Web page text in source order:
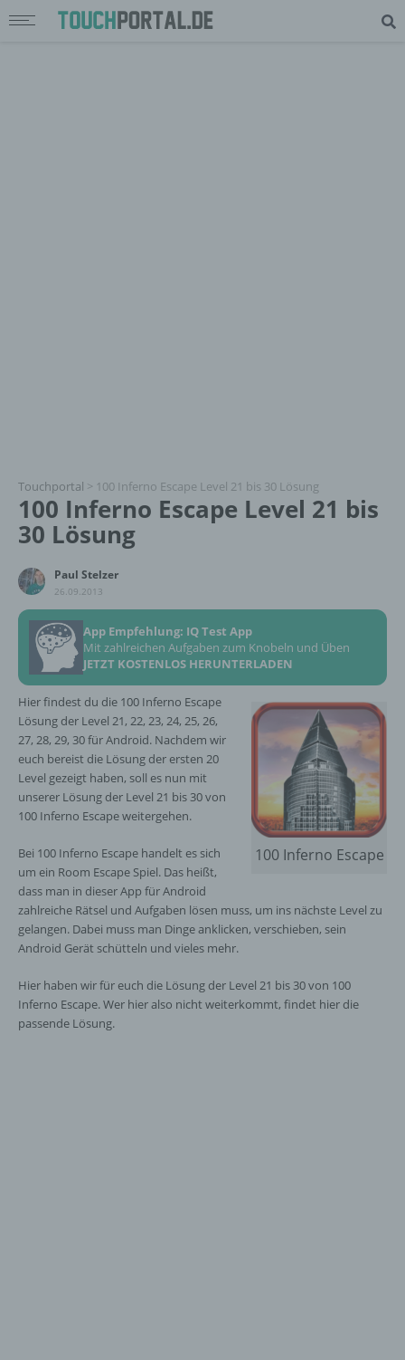
Touchportal > 100 Inferno Escape Level 21 bis 30 Lösung
100 Inferno Escape Level 21 bis
30 Lösung
Paul Stelzer
26.09.2013
App Empfehlung: IQ Test App
Mit zahlreichen Aufgaben zum Knobeln und Üben
JETZT KOSTENLOS HERUNTERLADEN
100 Inferno Escape
Hier findest du die 100 Inferno Escape
Lösung der Level 21, 22, 23, 24, 25, 26,
27, 28, 29, 30 für Android. Nachdem wir
euch bereist die Lösung der ersten 20
Level gezeigt haben, soll es nun mit
unserer Lösung der Level 21 bis 30 von
100 Inferno Escape weitergehen.
Bei 100 Inferno Escape handelt es sich
um ein Room Escape Spiel. Das heißt,
dass man in dieser App für Android
zahlreiche Rätsel und Aufgaben lösen muss, um ins nächste Level zu
gelangen. Dabei muss man Dinge anklicken, verschieben, sein
Android Gerät schütteln und vieles mehr.
Hier haben wir für euch die Lösung der Level 21 bis 30 von 100
Inferno Escape. Wer hier also nicht weiterkommt, findet hier die
passende Lösung.